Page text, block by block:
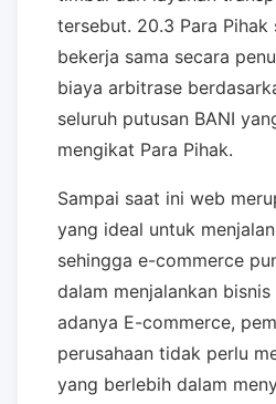
tersebut. 20.3 Para Pihak
bekerja sama secara
biaya arbitrase
seluruh putusan BANI
mengikat Para Pihak.
Sampai saat ini web
yang ideal untuk
sehingga e-commerce
dalam menjalankan
adanya E-commerce,
perusahaan tidak perlu
yang berlebih dalam